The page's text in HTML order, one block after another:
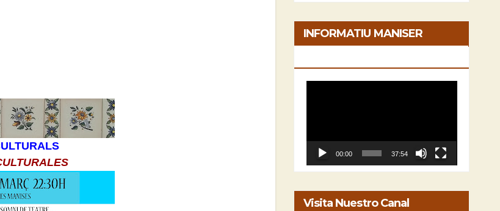
INFORMATIU MANISER
00:00 37:54
Visita Nuestro Canal